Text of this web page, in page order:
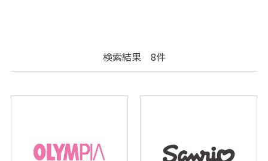
検索結果 8件